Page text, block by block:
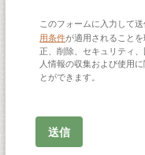
このフォームに入力して
用条件が適用されること
正、削除、セキュリティ
人情報の収集および使用に
とができます。